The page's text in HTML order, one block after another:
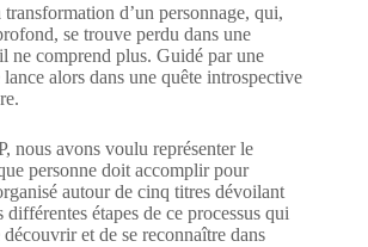
d’un personnage, qui,
se trouve perdu dans une
ne comprend plus. Guidé par une
alors dans une quête introspective
nous avons voulu représenter le
personne doit accomplir pour
autour de cinq titres dévoilant
étapes de ce processus qui
et de se reconnaître dans